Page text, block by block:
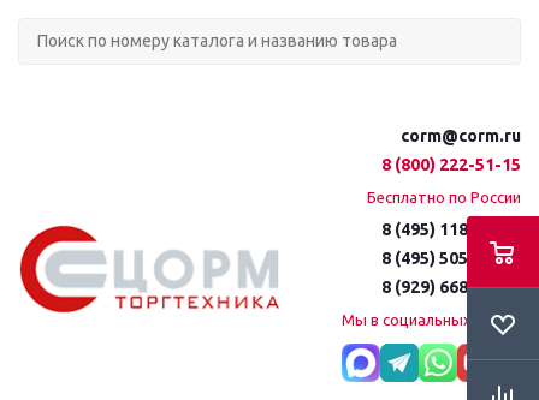
corm@corm.ru
8 (800) 222-51-15
Бесплатно по России
8 (495) 118-61-16
8 (495) 505-51-15
8 (929) 668-95-35
Мы в социальных сетях: